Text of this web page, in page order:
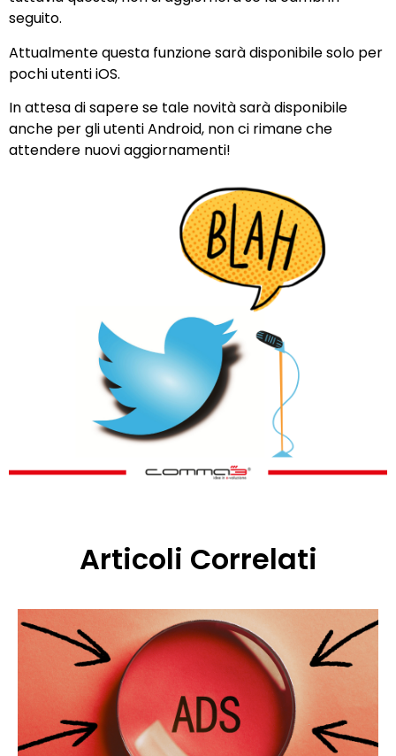
seguito.
Attualmente questa funzione sarà disponibile solo per
pochi utenti iOS.
In attesa di sapere se tale novità sarà disponibile
anche per gli utenti Android, non ci rimane che
attendere nuovi aggiornamenti!
Articoli Correlati